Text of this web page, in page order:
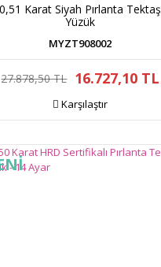
0,51 Karat Siyah Pırlanta Tektaş
Yüzük
MYZT908002
27.878,50 TL 16.727,10 TL
Karşılaştır